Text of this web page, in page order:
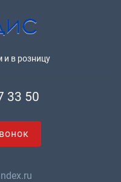
и в розницу
33 50